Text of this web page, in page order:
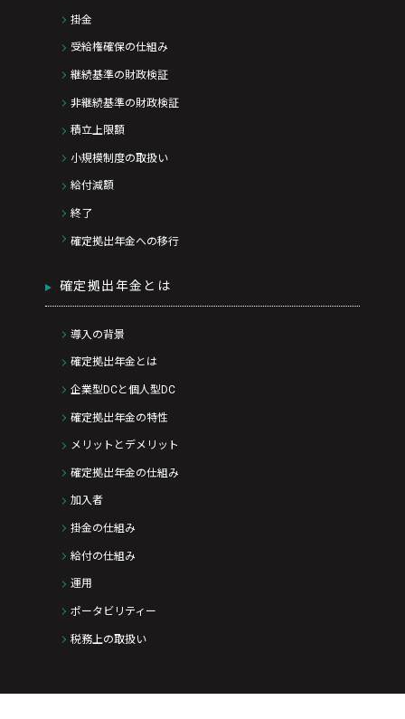
掛金
受給権確保の仕組み
継続基準の財政検証
非継続基準の財政検証
積立上限額
小規模制度の取扱い
給付減額
終了
確定拠出年金への移行
確定拠出年金とは
導入の背景
確定拠出年金とは
企業型DCと個人型DC
確定拠出年金の特性
メリットとデメリット
確定拠出年金の仕組み
加入者
掛金の仕組み
給付の仕組み
運用
ポータビリティー
税務上の取扱い